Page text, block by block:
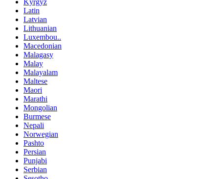
Latin
Latvian
Lithuanian
Luxembou..
Macedonian
Malagasy
Malay
Malayalam
Maltese
Maori
Marathi
Mongolian
Burmese
Nepali
Norwegian
Pashto
Persian
Punjabi
Serbian